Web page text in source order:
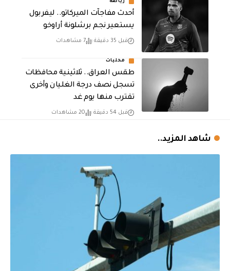
رياضة
أحدث مفاجآت الميركاتو.. ليفربول
يستعير نجم برشلونة أراوخو
قبل 35 دقيقة 7 مشاهدات
محليات
طقس العراق.. ثلاثينية محافظات
تسجل نصف درجة الغليان وأخرى
تقترب منها يوم غد
قبل 54 دقيقة 20 مشاهدات
شاهد المزيد..